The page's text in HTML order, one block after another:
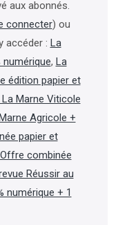
aux abonnés.
connecter) ou
accéder : La
, La
édition papier et
Marne Viticole
Agricole +
papier et
combinée
Réussir au
numérique + 1